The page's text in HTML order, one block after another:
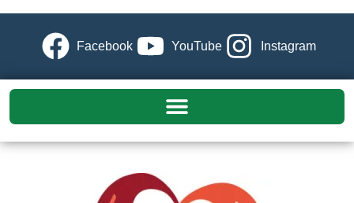
Facebook YouTube Instagram